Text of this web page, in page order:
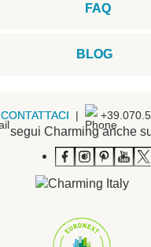
FAQ
BLOG
CONTATTACI |
segui Charming anche